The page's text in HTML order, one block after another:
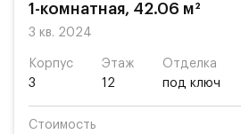
1-комнатная, 42.06 м²
3 кв. 2024
Корпус
3
Этаж
12
Отделка
под ключ
Стоимость